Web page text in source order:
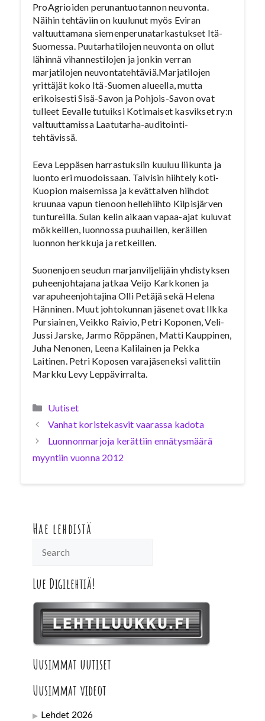
ProAgrioiden perunantuotannon neuvonta.
Näihin tehtäviin on kuulunut myös Eviran
valtuuttamana siemenperunatarkastukset Itä-
Suomessa. Puutarhatilojen neuvonta on ollut
lähinnä vihannestilojen ja jonkin verran
marjatilojen neuvontatehtäviä.Marjatilojen
yrittäjät koko Itä-Suomen alueella, mutta
erikoisesti Sisä-Savon ja Pohjois-Savon ovat
tulleet Eevalle tutuiksi Kotimaiset kasvikset ry:n
valtuuttamissa Laatutarha-auditointi-
tehtävissä.
Eeva Leppäsen harrastuksiin kuuluu liikunta ja
luonto eri muodoissaan. Talvisin hiihtely koti-
Kuopion maisemissa ja kevättalven hiihdot
kruunaa vapun tienoon hellehiihto Kilpisjärven
tuntureilla. Sulan kelin aikaan vapaa-ajat kuluvat
mökkeillen, luonnossa puuhaillen, keräillen
luonnon herkkuja ja retkeillen.
Suonenjoen seudun marjanviljelijäin yhdistyksen
puheenjohtajana jatkaa Veijo Karkkonen ja
varapuheenjohtajina Olli Petäjä sekä Helena
Hänninen. Muut johtokunnan jäsenet ovat Ilkka
Pursiainen, Veikko Raivio, Petri Koponen, Veli-
Jussi Jarske, Jarmo Röppänen, Matti Kauppinen,
Juha Nenonen, Leena Kalilainen ja Pekka
Laitinen. Petri Koposen varajäseneksi valittiin
Markku Levy Leppävirralta.
Kategoriat
Uutiset
Vanhat koristekasvit vaarassa kadota
Luonnonmarjoja kerättiin ennätysmäärä
myyntiin vuonna 2012
Hae lehdistä
Lue Digilehtiä!
Uusimmat uutiset
Uusimmat videot
Lehdet 2026